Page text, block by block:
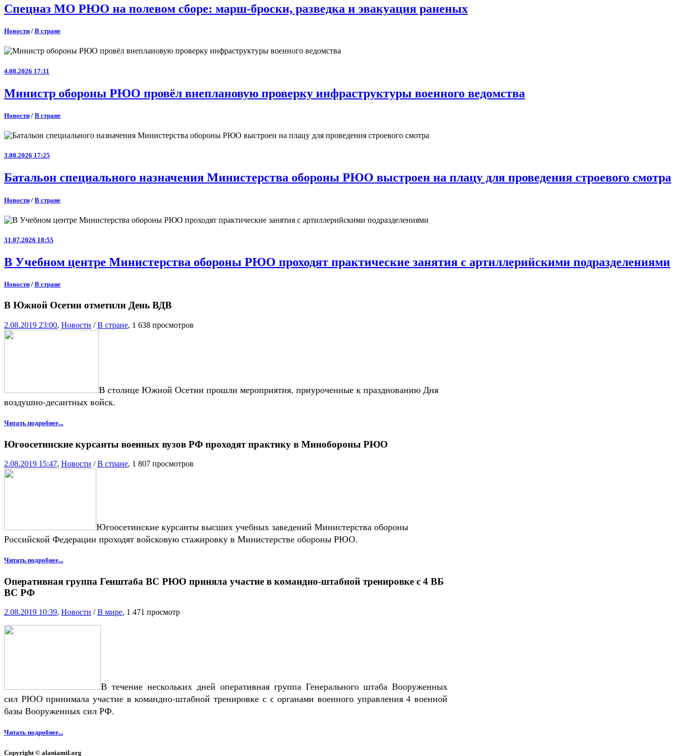
Спецназ МО РЮО на полевом сборе: марш‑броски, разведка и эвакуация раненых
Новости / В стране
4.08.2026 17:11
Министр обороны РЮО провёл внеплановую проверку инфраструктуры военного ведомства
Новости / В стране
3.08.2026 17:25
Батальон специального назначения Министерства обороны РЮО выстроен на плацу для проведения строевого смотра
Новости / В стране
31.07.2026 18:55
В Учебном центре Министерства обороны РЮО проходят практические занятия с артиллерийскими подразделениями
Новости / В стране
В Южной Осетии отметили День ВДВ
2.08.2019 23:00, Новости /В стране, 1 638 просмотров
В столице Южной Осетии прошли мероприятия, приуроченные к празднованию Дня
воздушно-десантных войск.
Читать подробнее...
Югоосетинские курсанты военных вузов РФ проходят практику в Минобороны РЮО
2.08.2019 15:47, Новости /В стране, 1 807 просмотров
Югоосетинские курсанты высших учебных заведений Министерства обороны
Российской Федерации проходят войсковую стажировку в Министерстве обороны РЮО.
Читать подробнее...
Оперативная группа Генштаба ВС РЮО приняла участие в командно-штабной тренировке с 4 ВБ
ВС РФ
2.08.2019 10:39, Новости /В мире, 1 471 просмотр
В течение нескольких дней оперативная группа Генерального штаба Вооруженных
сил РЮО принимала участие в командно-штабной тренировке с с органами военного управления 4 военной
базы Вооруженных сил РФ.
Читать подробнее...
Copyright © alaniamil.org